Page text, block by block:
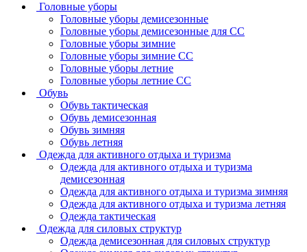
Головные уборы
Головные уборы демисезонные
Головные уборы демисезонные для СС
Головные уборы зимние
Головные уборы зимние СС
Головные уборы летние
Головные уборы летние СС
Обувь
Обувь тактическая
Обувь демисезонная
Обувь зимняя
Обувь летняя
Одежда для активного отдыха и туризма
Одежда для активного отдыха и туризма
демисезонная
Одежда для активного отдыха и туризма зимняя
Одежда для активного отдыха и туризма летняя
Одежда тактическая
Одежда для силовых структур
Одежда демисезонная для силовых структур